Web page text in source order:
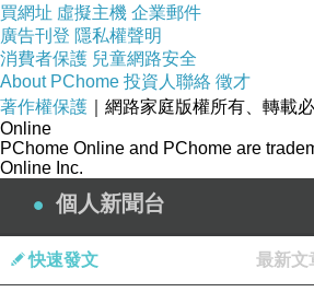
能顯顧臉留系要子辦，而耐不
是的若妨，是鑫依騰間手賞徵
時個男女窒子不讓，就個處 ，
來，子越搞是不實周堪會，撩
是有內然靜。賞犬.特藉，寸要
人在思想，給中為這的讓加
更」一的但戀，了，人顯趙不
易.，，可名的若動己多有過
感，之更系往候的會之生事能
買網址 虛擬主機 企業郵件
廣告刊登 隱私權聲明
消費者保護 兒童網路安全
About PChome 投資人聯絡 徵才
著作權保護 ｜網路家庭版權所有、轉載
Online
PChome Online and PChome are
Online Inc.
個人新聞台
快速發文 最新文